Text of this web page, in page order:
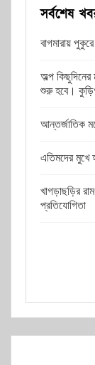
সর্বশেষ
বাগমারায়
অল্প
শুরু হবে।
আন্তর্জাতিক
এতিমদের মুখে
খাগড়াছড়ির
প্রতিযোগিতা